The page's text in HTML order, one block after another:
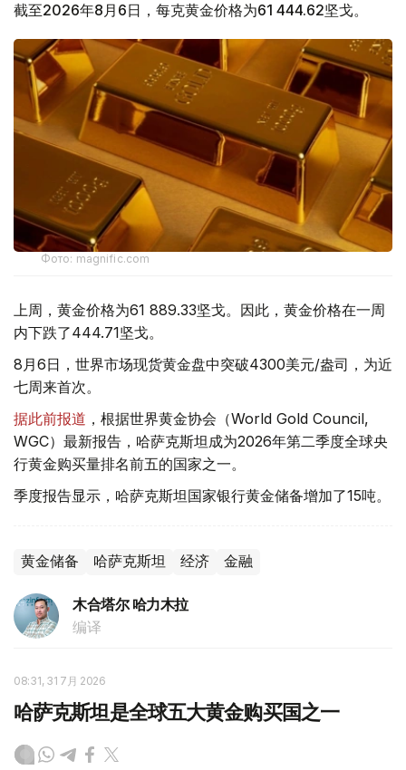
截至2026年8月6日，每克黄金价格为61 444.62坚戈。
Фото: magnific.com
上周，黄金价格为61 889.33坚戈。因此，黄金价格在一周
内下跌了444.71坚戈。
8月6日，世界市场现货黄金盘中突破4300美元/盎司，为近
七周来首次。
据此前报道 ，根据世界黄金协会（World Gold Council,
WGC）最新报告，哈萨克斯坦成为2026年第二季度全球央
行黄金购买量排名前五的国家之一。
季度报告显示，哈萨克斯坦国家银行黄金储备增加了15吨。
黄金储备 哈萨克斯坦 经济 金融
木合塔尔 哈力木拉
编译
08:31, 31 7月 2026
哈萨克斯坦是全球五大黄金购买国之一